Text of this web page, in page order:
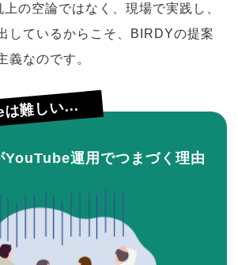
の空論ではなく、現場で実践し、
しているからこそ、BIRDYの提案
義なのです。
難しい...
YouTube運用でつまづく理由